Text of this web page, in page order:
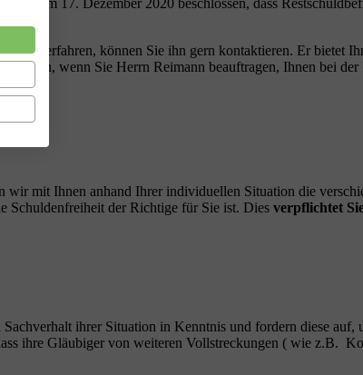
am 17. Dezember 2020 beschlossen, dass
zu erfahren, können Sie ihn gern kontaktieren. Er bietet
sein, wenn Sie Herrn Reimann beauftragen, Ihnen bei
wir mit Ihnen anhand Ihrer individuellen Situation die
Schuldenfreiheit der Richtige für Sie ist. Dies verpflichtet
ihrer Situation in Kenntnis und fordern diese
ihre Gläubiger von weiteren Vollstreckungen ( wie z.B.